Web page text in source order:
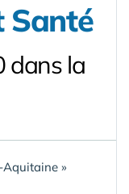
Santé
dans la
Aquitaine »